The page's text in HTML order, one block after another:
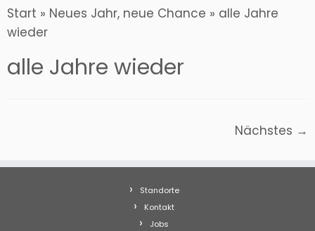
Start » Neues Jahr, neue Chance » alle Jahre
wieder
alle Jahre wieder
Nächstes →
Standorte
Kontakt
Jobs